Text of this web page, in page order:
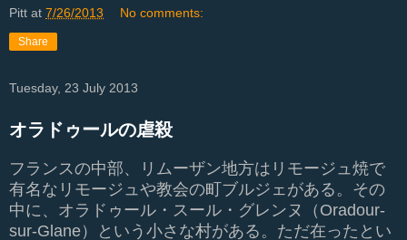
Pitt at 7/26/2013 No comments:
Share
Tuesday, 23 July 2013
オラドゥールの虐殺
フランスの中部、リムーザン地方はリモージュ焼で
有名なリモージュや教会の町ブルジェがある。その
中に、オラドゥール・スール・グレンヌ（Oradour-
sur-Glane）という小さな村がある。ただ在ったとい